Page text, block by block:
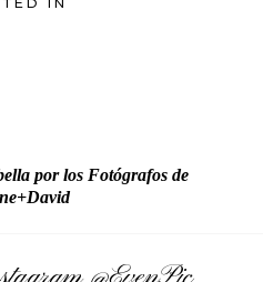
IN
por los Fotógrafos de